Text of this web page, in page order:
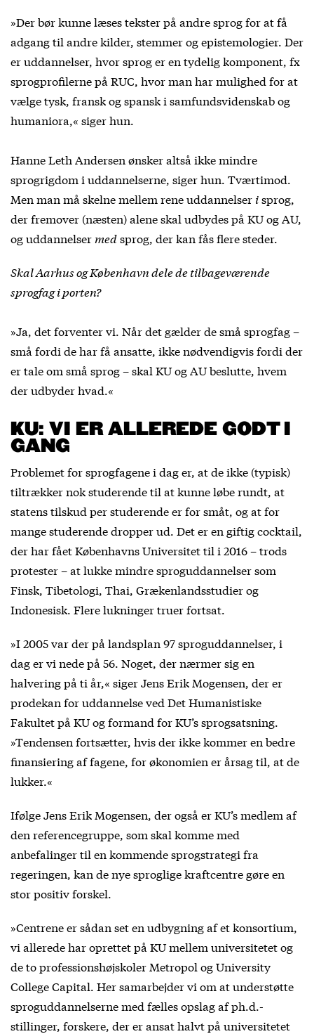
»Der bør kunne læses tekster på andre sprog for at få
adgang til andre kilder, stemmer og epistemologier. Der
er uddannelser, hvor sprog er en tydelig komponent, fx
sprogprofilerne på RUC, hvor man har mulighed for at
vælge tysk, fransk og spansk i samfundsvidenskab og
humaniora,« siger hun.
Hanne Leth Andersen ønsker altså ikke mindre
sprogrigdom i uddannelserne, siger hun. Tværtimod.
Men man må skelne mellem rene uddannelser isprog,
der fremover (næsten) alene skal udbydes på KU og AU,
og uddannelser medsprog, der kan fås flere steder.
Skal Aarhus og København dele de tilbageværende
sprogfag i porten?
»Ja, det forventer vi. Når det gælder de små sprogfag –
små fordi de har få ansatte, ikke nødvendigvis fordi der
er tale om små sprog – skal KU og AU beslutte, hvem
der udbyder hvad.«
KU: VI ER ALLEREDE GODT I
GANG
Problemet for sprogfagene i dag er, at de ikke (typisk)
tiltrækker nok studerende til at kunne løbe rundt, at
statens tilskud per studerende er for småt, og at for
mange studerende dropper ud. Det er en giftig cocktail,
der har fået Københavns Universitet til i 2016 – trods
protester – at lukke mindre sproguddannelser som
Finsk, Tibetologi, Thai, Grækenlandsstudier og
Indonesisk. Flere lukninger truer fortsat.
»I 2005 var der på landsplan 97 sproguddannelser, i
dag er vi nede på 56. Noget, der nærmer sig en
halvering på ti år,« siger Jens Erik Mogensen, der er
prodekan for uddannelse ved Det Humanistiske
Fakultet på KU og formand for KU’s sprogsatsning.
»Tendensen fortsætter, hvis der ikke kommer en bedre
finansiering af fagene, for økonomien er årsag til, at de
lukker.«
Ifølge Jens Erik Mogensen, der også er KU’s medlem af
den referencegruppe, som skal komme med
anbefalinger til en kommende sprogstrategi fra
regeringen, kan de nye sproglige kraftcentre gøre en
stor positiv forskel.
»Centrene er sådan set en udbygning af etkonsortium
vi allerede har oprettet på KU mellem universitetet og
de to professionshøjskoler Metropol og University
College Capital. Her samarbejder vi om at understøtte
sproguddannelserne med fælles opslag af ph.d.-
stillinger, forskere, der er ansat halvt på universitetet